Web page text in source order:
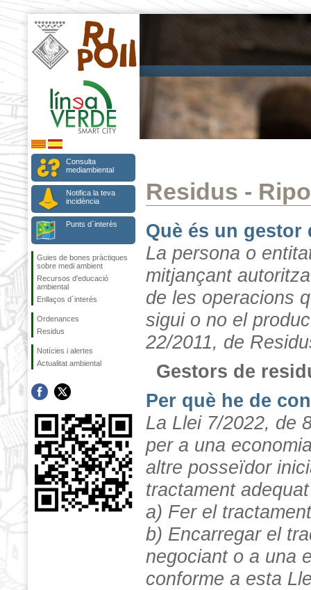
Consulta
mediambiental
Notifica la teva
incidència
Punts d`interès
Guies de bones pràctiques
sobre medi ambient
Recursos d'educació
ambiental
Enllaços d´interés
Ordenances
Residus
Notícies i alertes
Actualitat ambiental
Residus -
Què és un gestor
La persona o
mitjançant
de les operacions
sigui o no el
22/2011, de
Gestors de
Per què he de
La Llei 7/2022, de
per a una
altre posseïdor
tractament
a) Fer el
b) Encarregar el
negociant o a una
conforme a esta